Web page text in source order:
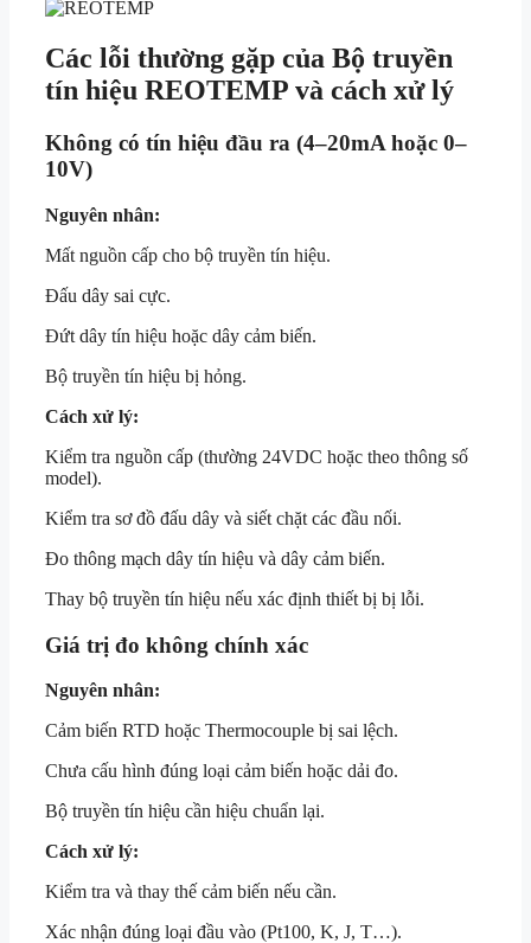
Các lỗi thường gặp của Bộ truyền
tín hiệu REOTEMP và cách xử lý
Không có tín hiệu đầu ra (4–20mA hoặc 0–
10V)
Nguyên nhân:
Mất nguồn cấp cho bộ truyền tín hiệu.
Đấu dây sai cực.
Đứt dây tín hiệu hoặc dây cảm biến.
Bộ truyền tín hiệu bị hỏng.
Cách xử lý:
Kiểm tra nguồn cấp (thường 24VDC hoặc theo thông số
model).
Kiểm tra sơ đồ đấu dây và siết chặt các đầu nối.
Đo thông mạch dây tín hiệu và dây cảm biến.
Thay bộ truyền tín hiệu nếu xác định thiết bị bị lỗi.
Giá trị đo không chính xác
Nguyên nhân:
Cảm biến RTD hoặc Thermocouple bị sai lệch.
Chưa cấu hình đúng loại cảm biến hoặc dải đo.
Bộ truyền tín hiệu cần hiệu chuẩn lại.
Cách xử lý:
Kiểm tra và thay thế cảm biến nếu cần.
Xác nhận đúng loại đầu vào (Pt100, K, J, T…).